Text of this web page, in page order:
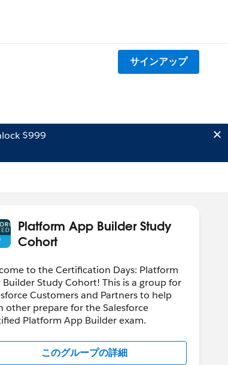
サインアップ
$999
Platform App Builder Study
Cohort
to the Certification Days: Platform
Builder Study Cohort! This is a group for
Customers and Partners to help
other prepare for the Salesforce
Platform App Builder exam.
このグループの詳細